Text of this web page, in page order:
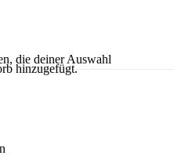
hinzugefügt.
die deiner Auswahl